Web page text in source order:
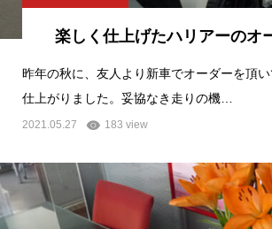
楽しく仕上げたハリアーのオ
昨年の秋に、友人より新車でオーダーを頂
仕上がりました。妥協なき走りの機…
2021.05.27 183 view